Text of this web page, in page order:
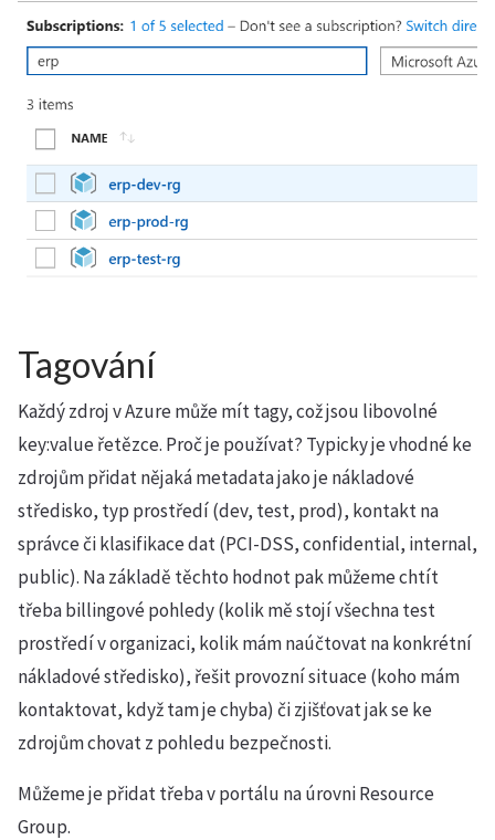
Tagování
Každý zdroj v Azure může mít tagy, což jsou libovolné
key:value řetězce. Proč je používat? Typicky je vhodné ke
zdrojům přidat nějaká metadata jako je nákladové
středisko, typ prostředí (dev, test, prod), kontakt na
správce či klasifikace dat (PCI-DSS, confidential, internal,
public). Na základě těchto hodnot pak můžeme chtít
třeba billingové pohledy (kolik mě stojí všechna test
prostředí v organizaci, kolik mám naúčtovat na konkrétní
nákladové středisko), řešit provozní situace (koho mám
kontaktovat, když tam je chyba) či zjišťovat jak se ke
zdrojům chovat z pohledu bezpečnosti.
Můžeme je přidat třeba v portálu na úrovni Resource
Group.